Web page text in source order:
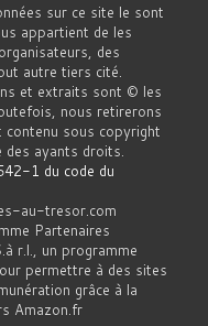
sur ce site le sont
appartient de les
des
autre tiers cité.
et extraits sont © les
nous retirerons
sous copyright
des ayants droits.
1 du code du
au-tresor.com
Partenaires
r.l., un programme
permettre à des sites
grâce à la
Amazon.fr